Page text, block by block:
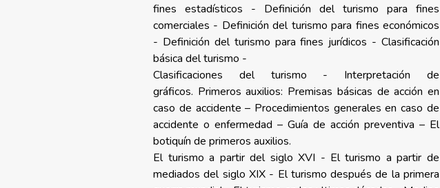
fines estadísticos - Definición del turismo para fines
comerciales - Definición del turismo para fines económicos
- Definición del turismo para fines jurídicos - Clasificación
básica del turismo -
Clasificaciones del turismo - Interpretación de
gráficos. Primeros auxilios: Premisas básicas de acción en
caso de accidente – Procedimientos generales en caso de
accidente o enfermedad – Guía de acción preventiva – El
botiquín de primeros auxilios.
El turismo a partir del siglo XVI - El turismo a partir de
mediados del siglo XIX - El turismo después de la primera